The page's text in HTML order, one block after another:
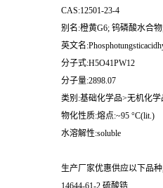
CAS:12501-23-4
别名:橙黄G6; 钨磷酸水合
英文名
分子式:H5O41PW12
分子量:2898.07
类别:基础化学品>无机化学
物化性质:熔点:~95 °C(lit.)
水溶解性:soluble
生产厂家优惠供应以下品